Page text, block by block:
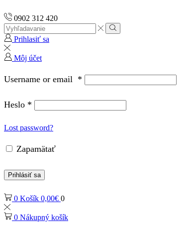
0902 312 420
Search
input
Vyhľadávanie
Prihlasiť sa
Môj účet
Username or email *
Heslo *
Lost password?
Zapamätať
Prihlásiť sa
0 Košík 0,00€ 0
0 Nákupný košík